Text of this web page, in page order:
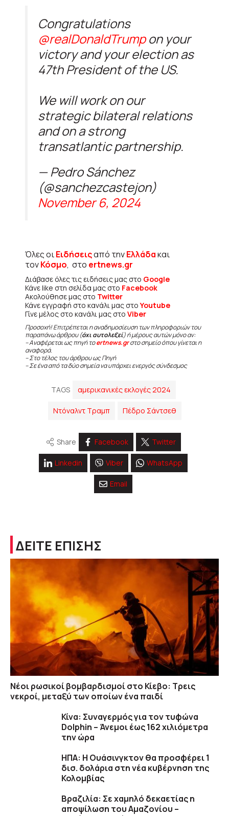
Congratulations
@realDonaldTrumpon your
victory and your election as
47th President of the US.
We will work on our
strategic bilateral relations
and on a strong
transatlantic partnership.
— Pedro Sánchez
(@sanchezcastejon)
November 6, 2024
Όλες οιΕιδήσειςαπό τηνΕλλάδακαι
τονΚόσμο, στο ertnews.gr
Διάβασε όλες τις ειδήσεις μας στο Google
Κάνε like στη σελίδα μας στο Facebook
Ακολούθησε μας στο Twitter
Κάνε εγγραφή στο κανάλι μας στοYoutube
Γίνε μέλος στο κανάλι μας στο Viber
Προσοχή! Επιτρέπεται η αναδημοσίευση των πληροφοριών του
παραπάνω άρθρου (όχι αυτολεξεί) ή μέρους αυτών μόνο αν:
– Αναφέρεται ως πηγή τοertnews.grστο σημείο όπου γίνεται η
αναφορά.
– Στο τέλος του άρθρου ως Πηγή
– Σε ένα από τα δύο σημεία να υπάρχει ενεργός σύνδεσμος
TAGS αμερικανικές εκλογές 2024
Ντόναλντ Τραμπ Πέδρο Σάντσεθ
Share Facebook Twitter
Linkedin Viber WhatsApp
Email
ΔΕΙΤΕ ΕΠΙΣΗΣ
Νέοι ρωσικοί βομβαρδισμοί στο Κίεβο: Τρεις
νεκροί, μεταξύ των οποίων ένα παιδί
Κίνα: Συναγερμός για τον τυφώνα
Dolphin – Άνεμοι έως 162 χιλιόμετρα
την ώρα
ΗΠΑ: H Ουάσινγκτον θα προσφέρει 1
δισ. δολάρια στη νέα κυβέρνηση της
Κολομβίας
Βραζιλία: Σε χαμηλό δεκαετίας η
αποψίλωση του Αμαζονίου –